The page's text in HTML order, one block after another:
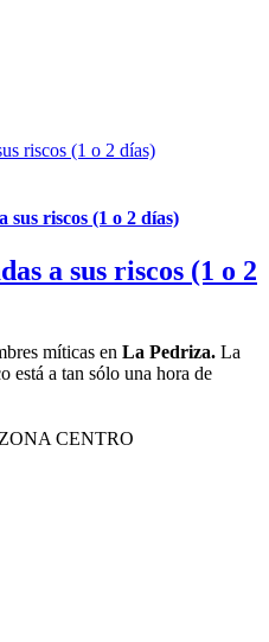
riscos (1 o 2 días)
riscos (1 o 2 días)
a sus riscos (1 o 2
míticas en La Pedriza. La
está a tan sólo una hora de
CENTRO